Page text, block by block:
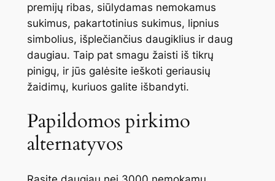
premijų ribas, siūlydamas nemokamus
sukimus, pakartotinius sukimus, lipnius
simbolius, išplečiančius daugiklius ir daug
daugiau. Taip pat smagu žaisti iš tikrų
pinigų, ir jūs galėsite ieškoti geriausių
žaidimų, kuriuos galite išbandyti.
Papildomos pirkimo
alternatyvos